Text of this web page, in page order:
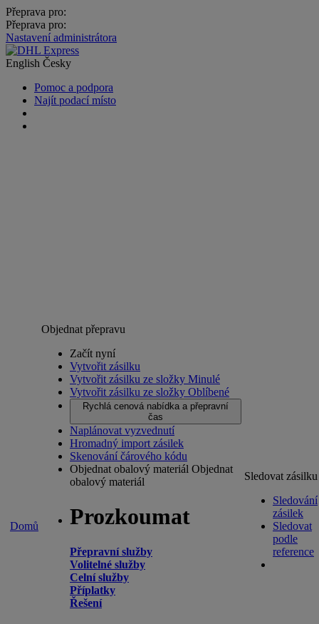
Přeprava pro:
Přeprava pro:
Nastavení administrátora
English Česky
Pomoc a podpora
Najít podací místo
Domů
Objednat přepravu
Začít nyní
Vytvořit zásilku
Vytvořit zásilku ze složky Minulé
Vytvořit zásilku ze složky Oblíbené
Rychlá cenová nabídka a přepravní
čas
Naplánovat vyzvednutí
Hromadný import zásilek
Skenování čárového kódu
Objednat obalový materiál Objednat
obalový materiál
Prozkoumat
Přepravní služby
Volitelné služby
Celní služby
Příplatky
Řešení
Sledovat zásilku
Sledování
zásilek
Sledovat
podle
reference